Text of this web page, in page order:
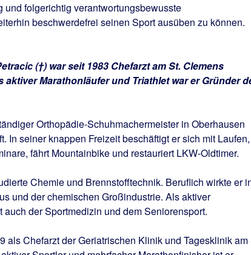
folgerichtig verantwortungsbewusste
beschwerdefrei seinen Sport ausüben zu können.
(†) war seit 1983 Chefarzt am St. Clemens
Marathonläufer und Triathlet war er Gründer
Orthopädie-Schuhmachermeister in Oberhausen
In seiner knappen Freizeit beschäftigt er sich mit Laufen,
fährt Mountainbike und restauriert LKW-Oldtimer.
Chemie und Brennstofftechnik. Beruflich wirkte er
und der chemischen Großindustrie. Als aktiver
der Sportmedizin und dem Seniorensport.
als Chefarzt der Geriatrischen Klinik und Tagesklinik am